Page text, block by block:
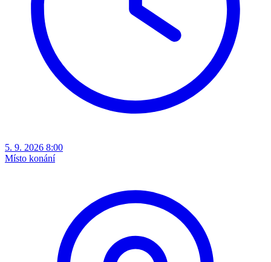
5. 9. 2026 8:00
Místo konání